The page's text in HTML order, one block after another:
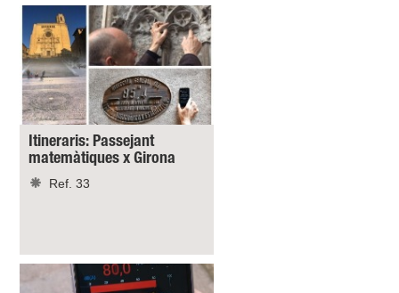
Itineraris: Passejant
matemàtiques x Girona
Ref. 33